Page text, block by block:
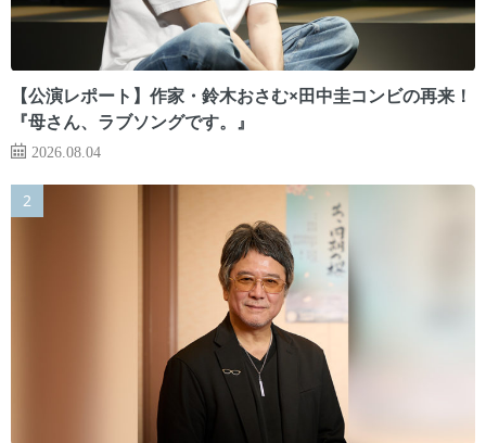
【公演レポート】作家・鈴木おさむ×田中圭コンビの再来！
『母さん、ラブソングです。』
2026.08.04